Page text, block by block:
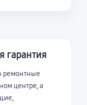
гарантия
ремонтные
центре, а